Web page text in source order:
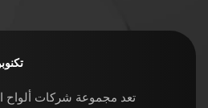
تعد مجموعة شركات ألواح